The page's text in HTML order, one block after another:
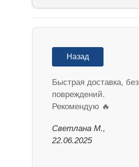
Назад
Быстрая доставка, без
повреждений.
Рекомендую 🔥
Светлана М.,
22.06.2025